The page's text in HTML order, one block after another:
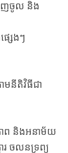
េញចូល និង
សេងៗ
នីតិវិធីជា
ាព និងអនាម័យ
រ ចលនទ្រព្យ